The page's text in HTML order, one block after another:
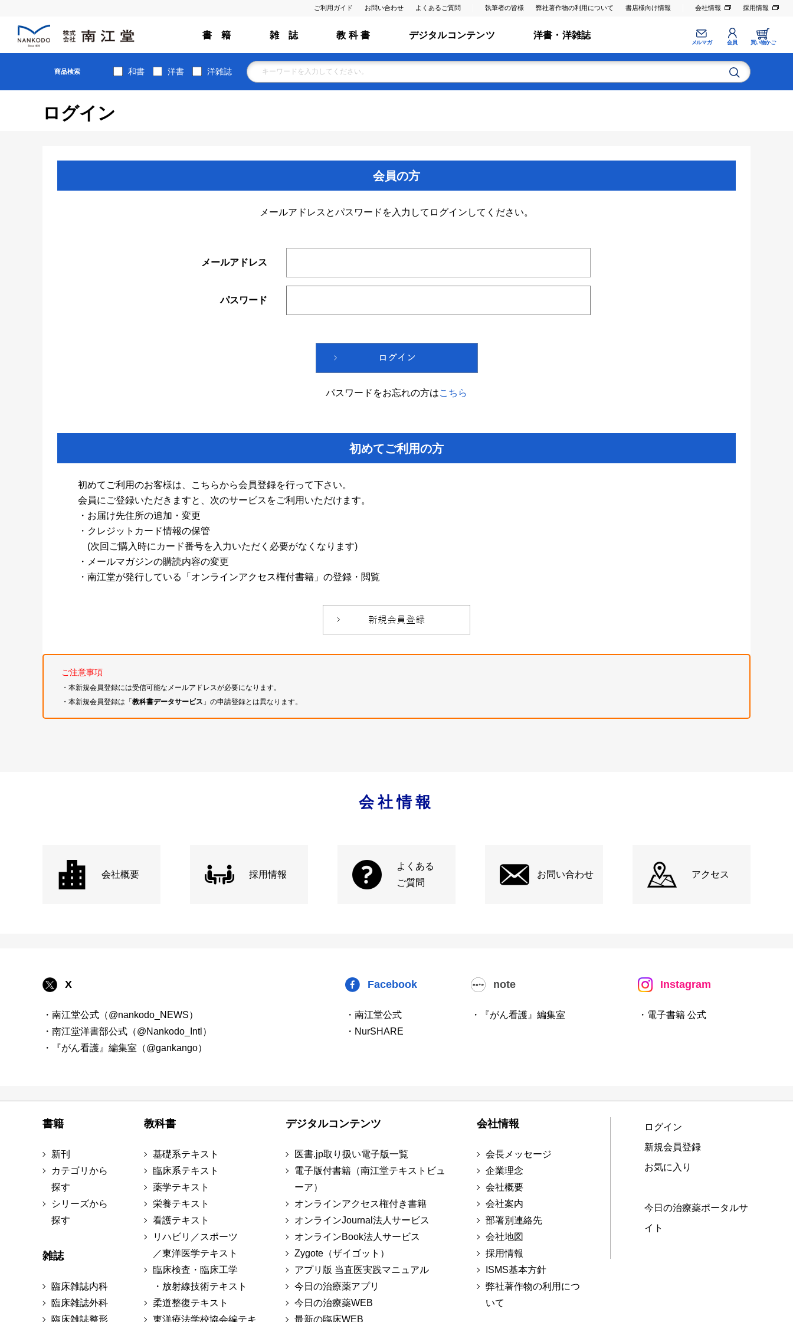
ご利用ガイド お問い合わせ よくあるご質問 執筆者の皆様 弊社著作物の利用について 書店様向け情報 会社情報 採用情報
書 籍 雑 誌 教 科 書 デジタルコンテンツ 洋書・洋雑誌
メルマガ 会員 買い物かご
商品検索 和書 洋書 洋雑誌
ログイン
会員の方
メールアドレスとパスワードを入力してログインしてください。
メールアドレス
パスワード
パスワードをお忘れの方はこちら
初めてご利用の方
初めてご利用のお客様は、こちらから会員登録を行って下さい。
会員にご登録いただきますと、次のサービスをご利用いただけます。
・お届け先住所の追加・変更
・クレジットカード情報の保管
(次回ご購入時にカード番号を入力いただく必要がなくなります)
・メールマガジンの購読内容の変更
・南江堂が発行している「オンラインアクセス権付書籍」の登録・閲覧
ご注意事項
・本新規会員登録には受信可能なメールアドレスが必要になります。
・本新規会員登録は「教科書データサービス 」の申請登録とは異なります。
会社情報
会社概要 採用情報
よくある
ご質問
お問い合わせ アクセス
X
・南江堂公式（@nankodo_NEWS）
・南江堂洋書部公式（@Nankodo_Intl）
・『がん看護』編集室（@gankango）
Facebook
・南江堂公式
・NurSHARE
note
・『がん看護』編集室
Instagram
・電子書籍 公式
書籍
新刊
カテゴリから
探す
シリーズから
探す
雑誌
臨床雑誌内科
臨床雑誌外科
臨床雑誌整形
教科書
基礎系テキスト
臨床系テキスト
薬学テキスト
栄養テキスト
看護テキスト
リハビリ／スポーツ
／東洋医学テキスト
臨床検査・臨床工学
・放射線技術テキスト
柔道整復テキスト
東洋療法学校協会編テキ
デジタルコンテンツ
医書.jp取り扱い電子版一覧
電子版付書籍（南江堂テキストビュ
ーア）
オンラインアクセス権付き書籍
オンラインJournal法人サービス
オンラインBook法人サービス
Zygote（ザイゴット）
アプリ版 当直医実践マニュアル
今日の治療薬アプリ
今日の治療薬WEB
最新の臨床WEB
会社情報
会長メッセージ
企業理念
会社概要
会社案内
部署別連絡先
会社地図
採用情報
ISMS基本方針
弊社著作物の利用につ
いて
ログイン
新規会員登録
お気に入り
今日の治療薬ポータルサ
イト